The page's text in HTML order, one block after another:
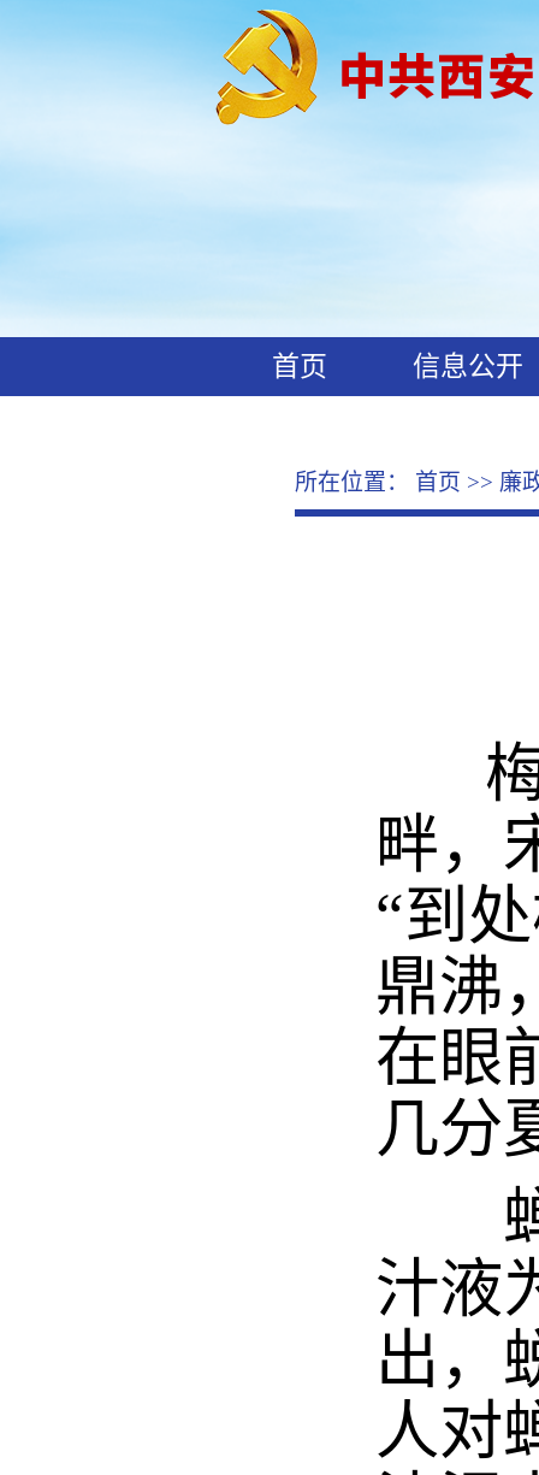
首页
信息公开
所在位置： 首页 >> 廉
梅
畔，
“到
鼎沸
在眼
几分
蝉
汁液
出，
人对